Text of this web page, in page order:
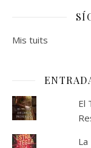
Mis tuits
El